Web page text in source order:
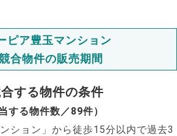
ピア豊玉マンション
合物件の販売期間
する物件の条件
する物件数／89件）
ション」から徒歩15分以内で過去3